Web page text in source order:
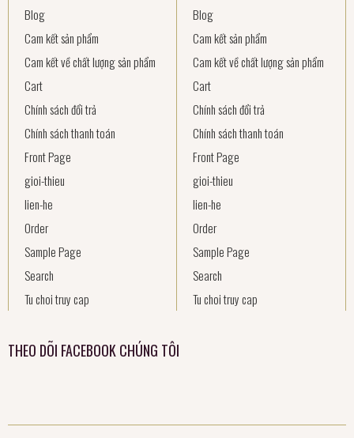
Blog
Cam kết sản phẩm
Cam kết về chất lượng sản phẩm
Cart
Chính sách đổi trả
Chính sách thanh toán
Front Page
gioi-thieu
lien-he
Order
Sample Page
Search
Tu choi truy cap
Blog
Cam kết sản phẩm
Cam kết về chất lượng sản phẩm
Cart
Chính sách đổi trả
Chính sách thanh toán
Front Page
gioi-thieu
lien-he
Order
Sample Page
Search
Tu choi truy cap
THEO DÕI FACEBOOK CHÚNG TÔI